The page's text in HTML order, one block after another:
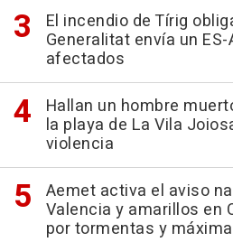
El incendio de Tírig
Generalitat envía un
afectados
Hallan un hombre
la playa de La Vila
violencia
Aemet activa el aviso
Valencia y amarillos en
por tormentas y